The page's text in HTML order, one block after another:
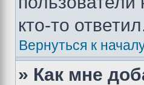
кто-то
Вернуться к
» Как мне